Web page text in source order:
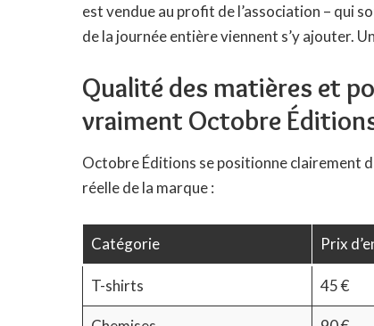
est vendue au profit de l’association – qui
de la journée entière viennent s’y ajouter.
Qualité des matières et
vraiment Octobre
Octobre Éditions se positionne clairement
réelle de la marque :
Catégorie Prix
T-shirts 45 €